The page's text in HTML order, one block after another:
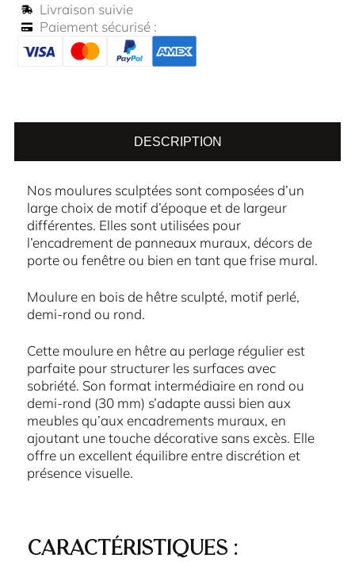
Livraison suivie
Paiement sécurisé :
DESCRIPTION
Nos moulures sculptées sont composées d’un
large choix de motif d’époque et de largeur
différentes. Elles sont utilisées pour
l’encadrement de panneaux muraux, décors de
porte ou fenêtre ou bien en tant que frise mural.
Moulure en bois de hêtre sculpté, motif perlé,
demi-rond ou rond.
Cette moulure en hêtre au perlage régulier est
parfaite pour structurer les surfaces avec
sobriété. Son format intermédiaire en rond ou
demi-rond (30 mm) s’adapte aussi bien aux
meubles qu’aux encadrements muraux, en
ajoutant une touche décorative sans excès. Elle
offre un excellent équilibre entre discrétion et
présence visuelle.
Caractéristiques :